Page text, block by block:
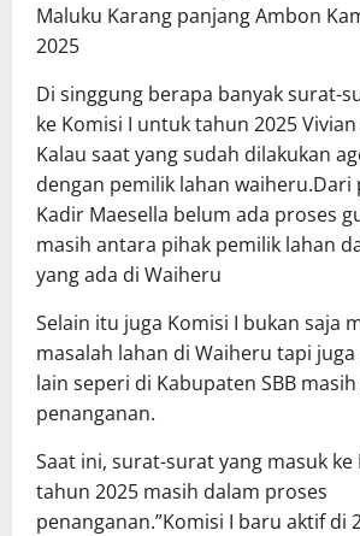
Maluku Karang panjang Ambon
2025
Di singgung berapa banyak surat-
ke Komisi I untuk tahun 2025
Kalau saat yang sudah dilakukan
dengan pemilik lahan waiheru.Dari
Kadir Maesella belum ada proses
masih antara pihak pemilik lahan
yang ada di Waiheru
Selain itu juga Komisi I bukan saja
masalah lahan di Waiheru tapi
lain seperi di Kabupaten SBB
penanganan.
Saat ini, surat-surat yang masuk
tahun 2025 masih dalam proses
penanganan.”Komisi I baru aktif di